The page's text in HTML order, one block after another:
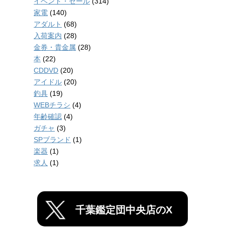
家電 (140)
アダルト (68)
入荷案内 (28)
金券・貴金属 (28)
本 (22)
CDDVD (20)
アイドル (20)
釣具 (19)
WEBチラシ (4)
年齢確認 (4)
ガチャ (3)
SPブランド (1)
楽器 (1)
求人 (1)
千葉鑑定団中央店のX